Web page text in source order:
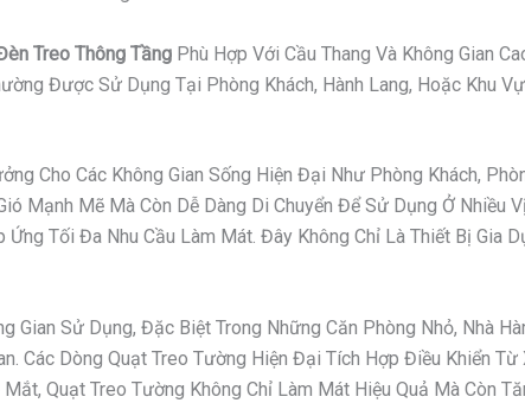
Treo Thông Tầng Phù Hợp Với Cầu Thang Và Không Gian
Được Sử Dụng Tại Phòng Khách, Hành Lang, Hoặc Khu
Cho Các Không Gian Sống Hiện Đại Như Phòng Khách,
Mạnh Mẽ Mà Còn Dễ Dàng Di Chuyển Để Sử Dụng Ở Nhiều
Tối Đa Nhu Cầu Làm Mát. Đây Không Chỉ Là Thiết Bị Gia
Gian Sử Dụng, Đặc Biệt Trong Những Căn Phòng Nhỏ, Nhà
Các Dòng Quạt Treo Tường Hiện Đại Tích Hợp Điều Khiển
Quạt Treo Tường Không Chỉ Làm Mát Hiệu Quả Mà Còn